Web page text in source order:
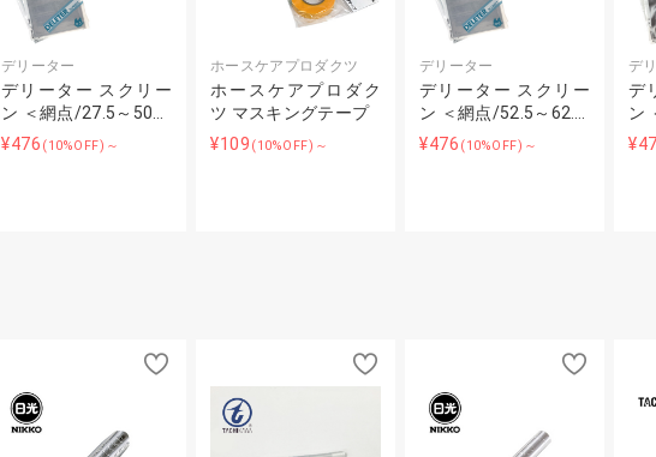
デリーター
デリーター スクリー
ン ＜網点/27.5～50…
¥476 (10%OFF)～
ホースケアプロダクツ
ホースケアプロダク
ツ マスキングテープ
¥109 (10%OFF)～
デリーター
デリーター スクリー
ン ＜網点/52.5～62.…
¥476 (10%OFF)～
デ
デ
ン